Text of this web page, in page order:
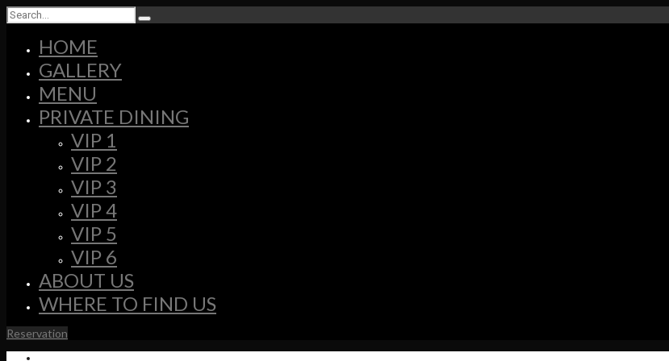
HOME
GALLERY
MENU
PRIVATE DINING
VIP 1
VIP 2
VIP 3
VIP 4
VIP 5
VIP 6
ABOUT US
WHERE TO FIND US
Reservation